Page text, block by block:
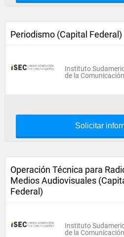
Periodismo (Capital Federal)
Instituto
de la Comunicación
Solicitar
Operación Técnica para
Medios Audiovisuales
Federal)
Instituto
de la Comunicación